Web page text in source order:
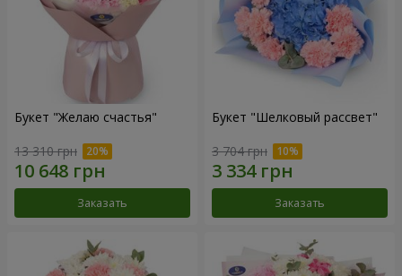
Букет "Желаю счастья"
13 310 грн
Заказать
Букет "Шелковый рассвет"
3 704 грн
Заказать